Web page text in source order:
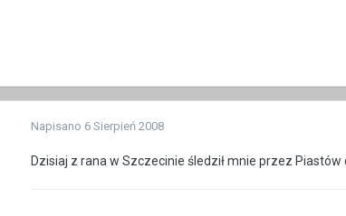
Napisano 6 Sierpień 2008
Dzisiaj z rana w Szczecinie śledził mnie przez